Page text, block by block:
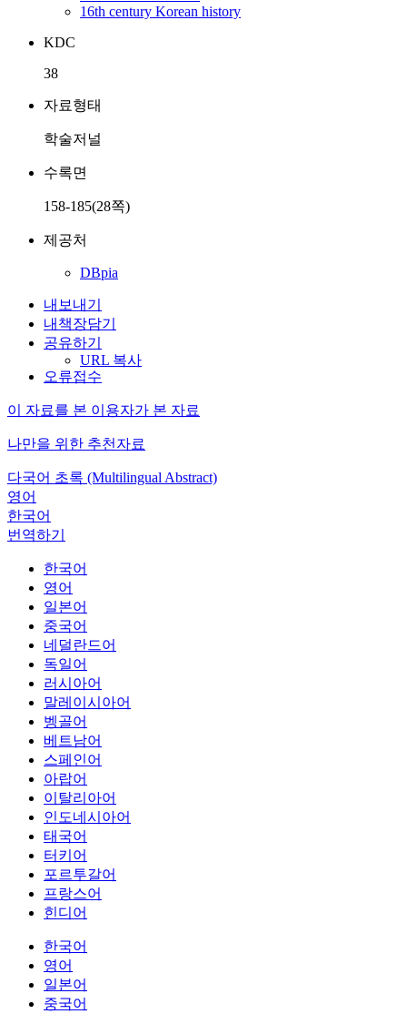
16th century Korean history
KDC
38
자료형태
학술저널
수록면
158-185(28쪽)
제공처
DBpia
내보내기
내책장담기
공유하기
URL 복사
오류접수
이 자료를 본 이용자가 본 자료
나만을 위한 추천자료
다국어 초록 (Multilingual Abstract)
영어
한국어
번역하기
한국어
영어
일본어
중국어
네덜란드어
독일어
러시아어
말레이시아어
벵골어
베트남어
스페인어
아랍어
이탈리아어
인도네시아어
태국어
터키어
포르투갈어
프랑스어
힌디어
한국어
영어
일본어
중국어